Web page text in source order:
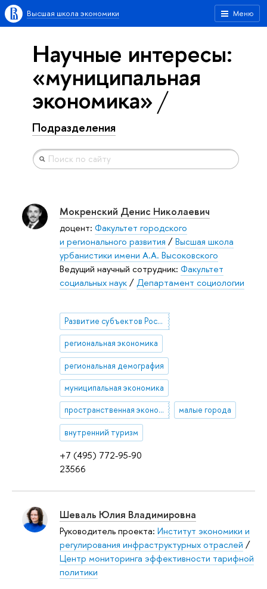
Меню
Высшая школа экономики
Научные интересы:
«муниципальная
экономика»
Подразделения
+7 (495) 772-95-90
23566
Мокренский Денис Николаевич
доцент: Факультет городского
и регионального развития /Высшая школа
урбанистики имени А.А. Высоковского
Ведущий научный сотрудник: Факультет
социальных наук/Департамент социологии
Развитие субъектов Российской Федерации
региональная экономика
региональная демография
муниципальная экономика
пространственная эконометрика малые города
внутренний туризм
Шеваль Юлия Владимировна
Руководитель проекта: Институт экономики и
регулирования инфраструктурных отраслей /
Центр мониторинга эффективности тарифной
политики